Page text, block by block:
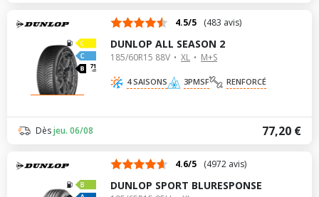
71
dB
4.5/5 (483 avis)
DUNLOP ALL SEASON 2
185/60R15 88V XL M+S
4 SAISONS 3PMSF RENFORCÉ
77,20 €
Dèsjeu. 06/08
4.6/5 (4972 avis)
DUNLOP SPORT BLURESPONSE